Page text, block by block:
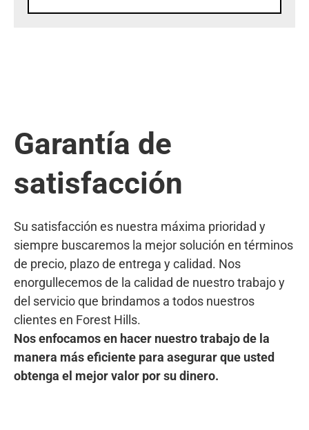
Garantía de
satisfacción
Su satisfacción es nuestra máxima prioridad y
siempre buscaremos la mejor solución en términos
de precio, plazo de entrega y calidad. Nos
enorgullecemos de la calidad de nuestro trabajo y
del servicio que brindamos a todos nuestros
clientes en Forest Hills.
Nos enfocamos en hacer nuestro trabajo de la
manera más eficiente para asegurar que usted
obtenga el mejor valor por su dinero.